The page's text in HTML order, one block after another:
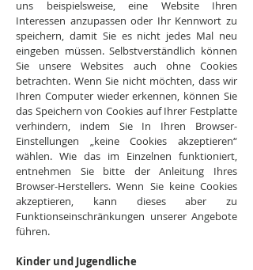
uns beispielsweise, eine Website Ihren
Interessen anzupassen oder Ihr Kennwort zu
speichern, damit Sie es nicht jedes Mal neu
eingeben müssen. Selbstverständlich können
Sie unsere Websites auch ohne Cookies
betrachten. Wenn Sie nicht möchten, dass wir
Ihren Computer wieder erkennen, können Sie
das Speichern von Cookies auf Ihrer Festplatte
verhindern, indem Sie In Ihren Browser-
Einstellungen „keine Cookies akzeptieren“
wählen. Wie das im Einzelnen funktioniert,
entnehmen Sie bitte der Anleitung Ihres
Browser-Herstellers. Wenn Sie keine Cookies
akzeptieren, kann dieses aber zu
Funktionseinschränkungen unserer Angebote
führen.
Kinder und Jugendliche